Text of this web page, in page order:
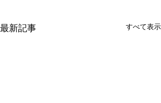
最新記事 すべて表示